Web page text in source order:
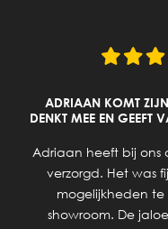
ADRIAAN KOMT
DENKT MEE EN GEEFT
Adriaan heeft bij
verzorgd. Het was
mogelijkheden
showroom. De